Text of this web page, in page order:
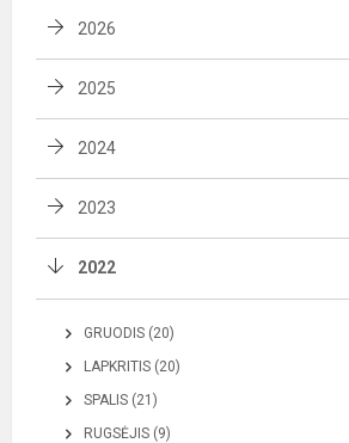
2026
2025
2024
2023
2022
GRUODIS (20)
LAPKRITIS (20)
SPALIS (21)
RUGSĖJIS (9)